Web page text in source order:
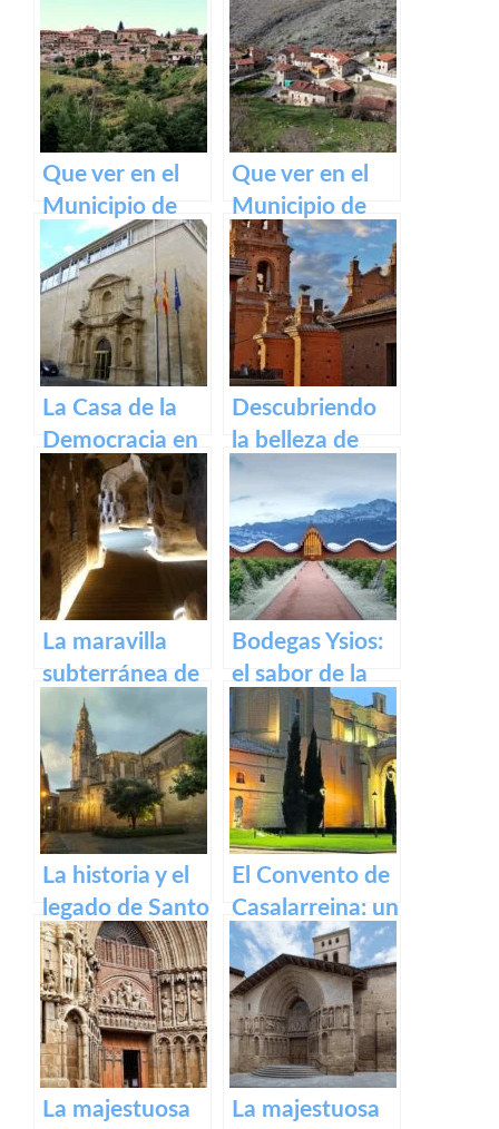
Santiago
Francés
Ventrosa de La
Rioja
Que ver en el
Municipio de
Lumbreras de
Cameros de La
Rioja
Que ver en el
Municipio de
Gallinero de
Cameros de La
Rioja
La Casa de la
Democracia en
Logroño: El
Parlamento de
La Rioja
Descubriendo
la belleza de
Alfaro: un
recorrido por el
pueblo riojano
La maravilla
subterránea de
Arnedo: La
cueva de los
cien pilares
Bodegas Ysios:
el sabor de la
excelencia en
vinos
La historia y el
legado de Santo
Domingo de la
Calzada
El Convento de
Casalarreina: un
tesoro de
devoción y arte
en honor a la
Virgen de la
Piedad
La majestuosa
La majestuosa